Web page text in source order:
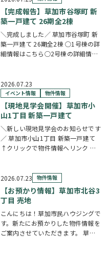
【完成報告】草加市谷塚町 新
築一戸建て 26期全2棟
＼完成しました／ 草加市谷塚町 新
築一戸建て 26期全2棟 ○1号棟の詳
細情報はこちら○2号棟の詳細情報
に、豊富な収納と暮らしに役立つ便
利な設備が毎日の暮らしを快適にサ
ポー…
2026.07.23
イベント情報 物件情報
【現地見学会開催】草加市小
山1丁目 新築一戸建て
＼新しい現地見学会のお知らせです
／ 草加市小山1丁目 新築一戸建て
↑クリックで物件情報へリンク お
LDKは15帖以上の開放的な空間で
す。リビングの様子を見守りながら
料理が作れる…
2026.07.23 物件情報
【お預かり情報】草加市北谷3
丁目 売地
こんにちは！草加市民ハウジングで
す。新たにお預かりした物件情報を
ご案内させていただきます。 草加